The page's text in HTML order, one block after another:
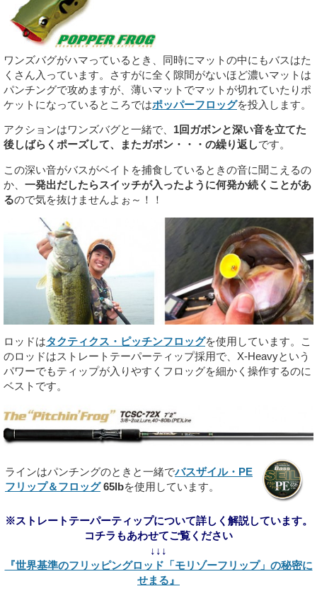
ワンズバグがハマっているとき、同時にマットの中にもバスはた
くさん入っています。さすがに全く隙間がないほど濃いマットは
パンチングで攻めますが、薄いマットでマットが切れていたりポ
ケットになっているところではポッパーフロッグを投入します。
アクションはワンズバグと一緒で、 1回ガボンと深い音を立てた
後しばらくポーズして、またガボン・・・の繰り返しです。
この深い音がバスがベイトを捕食しているときの音に聞こえるの
か、 一発出だしたらスイッチが入ったように何発か続くことがあ
るので気を抜けませんよぉ～！！
ロッドはタクティクス・ピッチンフロッグを使用しています。こ
のロッドはストレートテーパーティップ採用で、X-Heavyという
パワーでもティップが入りやすくフロッグを細かく操作するのに
ベストです。
ラインはパンチングのときと一緒でバスザイル・PE
フリップ＆フロッグ65lbを使用しています。
※ストレートテーパーティップについて詳しく解説しています。
コチラもあわせてご覧ください
↓↓↓
『世界基準のフリッピングロッド「モリゾーフリップ」の秘密に
せまる』